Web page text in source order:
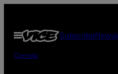
contenido
Abrir
Menú
Subscribe
Comida